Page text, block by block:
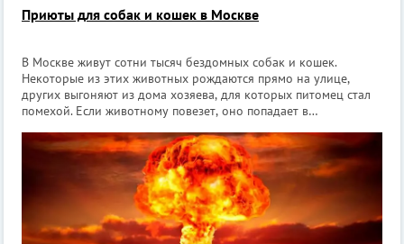
Приюты для собак и кошек в Москве
В Москве живут сотни тысяч бездомных собак и кошек.
Некоторые из этих животных рождаются прямо на улице,
других выгоняют из дома хозяева, для которых питомец стал
помехой. Если животному повезет, оно попадает в
за ним и активно искать ему